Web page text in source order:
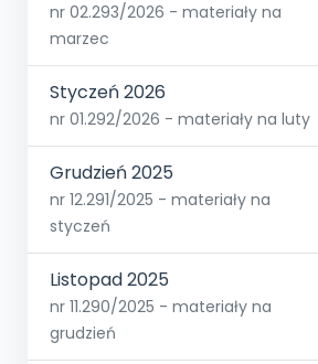
nr 02.293/2026 - materiały na
marzec
Styczeń 2026
nr 01.292/2026 - materiały na luty
Grudzień 2025
nr 12.291/2025 - materiały na
styczeń
Listopad 2025
nr 11.290/2025 - materiały na
grudzień